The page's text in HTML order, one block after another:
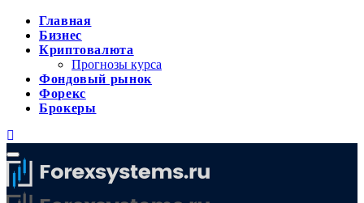
Главная
Бизнес
Криптовалюта
Прогнозы курса
Фондовый рынок
Форекс
Брокеры